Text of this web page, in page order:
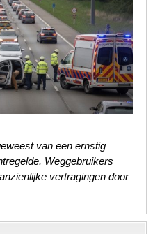
van een ernstig
Weggebruikers
vertragingen door